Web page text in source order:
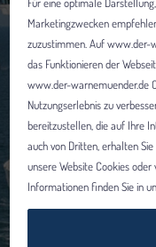
Marketingzwecken
zuzustimmen. Auf www.der-
das Funktionieren der
www.der-warnemuender.de
Nutzungserlebnis zu
bereitzustellen, die auf Ihre
auch von Dritten, erhalten
unsere Website Cookies
Informationen finden Sie in